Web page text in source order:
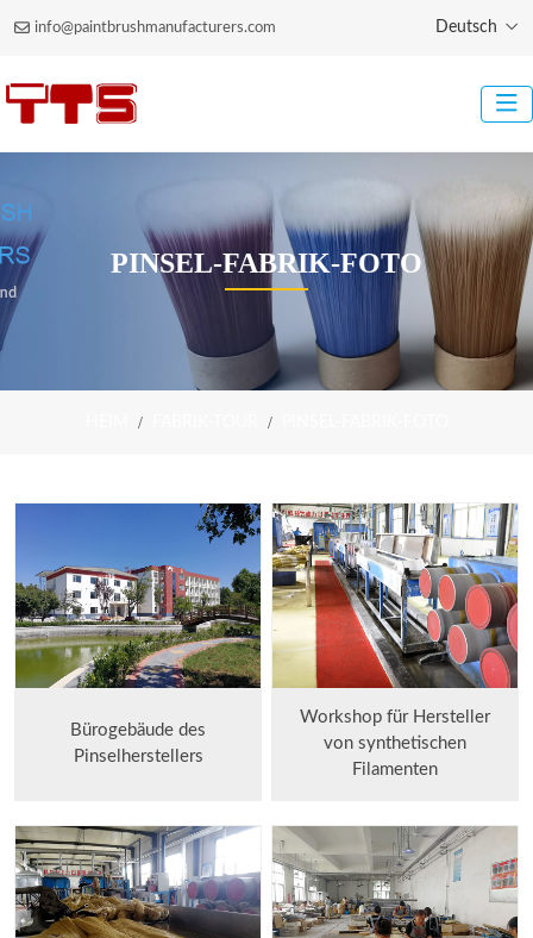
info@paintbrushmanufacturers.com Deutsch
PINSEL-FABRIK-FOTO
Bürogebäude des
Pinselherstellers
Workshop für Hersteller
von synthetischen
Filamenten